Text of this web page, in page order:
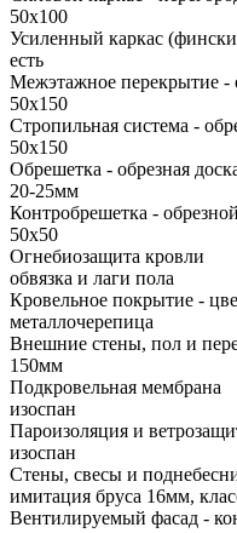
50х100
Усиленный каркас
есть
Межэтажное перекрытие -
50х150
Стропильная система -
50х150
Обрешетка - обрезная
20-25мм
Контробрешетка -
50x50
Огнебиозащита кровли
обвязка и лаги пола
Кровельное покрытие -
металлочерепица
Внешние стены, пол и
150мм
Подкровельная мембрана
изоспан
Пароизоляция и
изоспан
Стены, свесы и
имитация бруса 16мм,
Вентилируемый фасад -